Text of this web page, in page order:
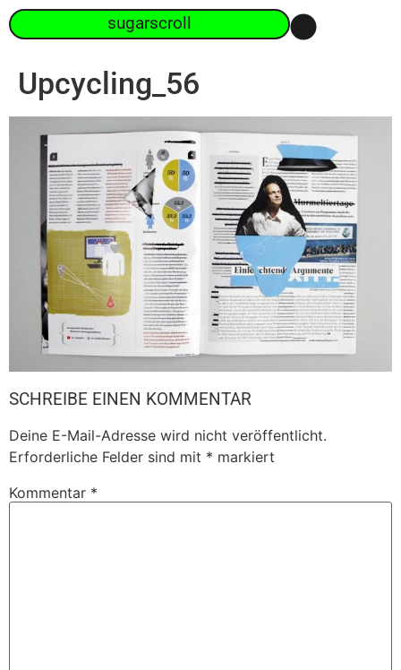
sugarscroll
Upcycling_56
SCHREIBE EINEN KOMMENTAR
Deine E-Mail-Adresse wird nicht veröffentlicht.
Erforderliche Felder sind mit * markiert
Kommentar *